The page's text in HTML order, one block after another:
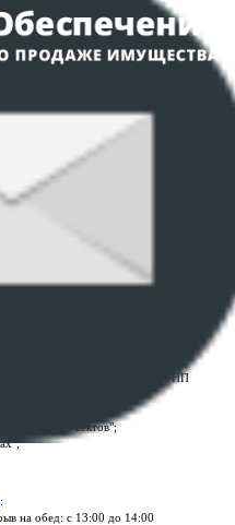
торгов
персональных
ОБРАБОТКИ COOKIE-
предприятие по оказанию
защищены авторским
услуг "БелЮрОбеспечение"
1Б, e-mail:
, УНП
Беларусь:
торговых объектов";
:
на обед: с 13:00 до 14:00